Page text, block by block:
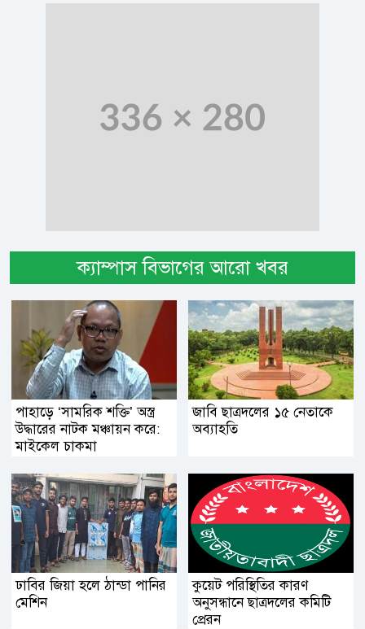
ক্যাম্পাস বিভাগের আরো খবর
পাহাড়ে ‘সামরিক শক্তি’ অস্ত্র
উদ্ধারের নাটক মঞ্চায়ন করে:
মাইকেল চাকমা
জাবি ছাত্রদলের ১৫ নেতাকে
অব্যাহতি
ঢাবির জিয়া হলে ঠান্ডা পানির
মেশিন
কুয়েট পরিস্থিতির কারণ
অনুসন্ধানে ছাত্রদলের কমিটি
প্রেরন